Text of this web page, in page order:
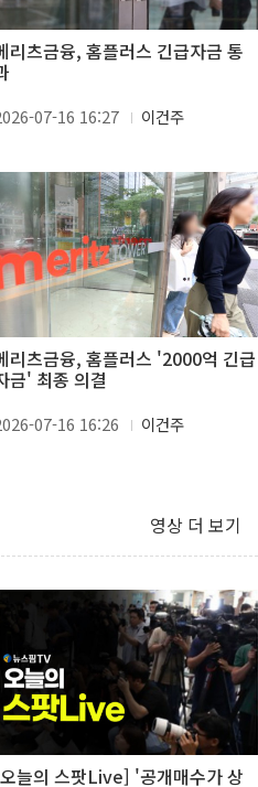
리츠금융, 홈플러스 긴급자금 통
07-16 16:27 이건주
리츠금융, 홈플러스 '2000억 긴급
금' 최종 의결
07-16 16:26 이건주
영상 더 보기
늘의 스팟Live] '공개매수가 상